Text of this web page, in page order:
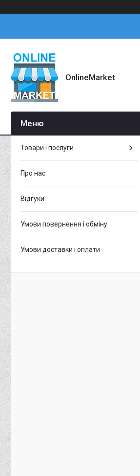
OnlineMarket
Товари і послуги
Про нас
Відгуки
Умови повернення і обміну
Умови доставки і оплати